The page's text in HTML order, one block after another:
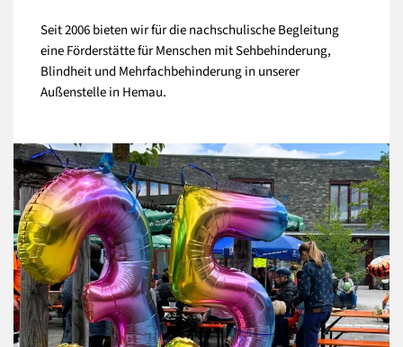
Seit 2006 bieten wir für die nachschulische Begleitung
eine Förderstätte für Menschen mit Sehbehinderung,
Blindheit und Mehrfachbehinderung in unserer
Außenstelle in Hemau.